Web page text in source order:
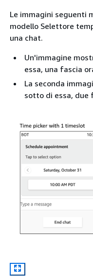
Le immagini seguenti
modello Selettore
una chat.
Un'immagine
essa, una fascia
La seconda
sotto di essa, due